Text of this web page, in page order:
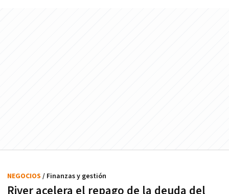
NEGOCIOS / Finanzas y gestión